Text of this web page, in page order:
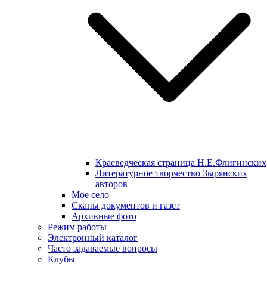
Краеведческая страница Н.Е.Флигинских
Литературное творчество Зырянских
авторов
Мое село
Сканы документов и газет
Архивные фото
Режим работы
Электронный каталог
Часто задаваемые вопросы
Клубы